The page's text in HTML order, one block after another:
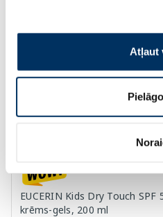
pakalpojumus. Ja piekrītat
izmantošanai, lūdzu,
Atļaut
-60%
EUCERIN Kids Dry Touch SPF
krēms-gels, 200 ml